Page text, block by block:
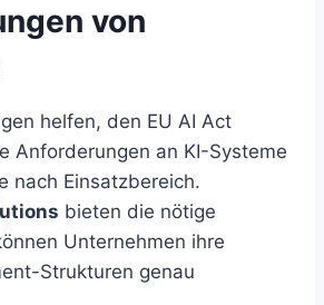
von
helfen, den EU AI Act
Anforderungen an KI-Systeme
nach Einsatzbereich.
bieten die nötige
Unternehmen ihre
Strukturen genau